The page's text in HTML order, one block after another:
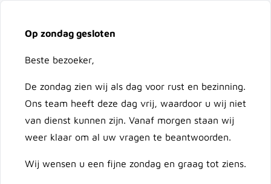
Op zondag gesloten
Beste bezoeker,
De zondag zien wij als dag voor rust en bezinning.
Ons team heeft deze dag vrij, waardoor u wij niet
van dienst kunnen zijn. Vanaf morgen staan wij
weer klaar om al uw vragen te beantwoorden.
Wij wensen u een fijne zondag en graag tot ziens.
Ga naar de inhoud
Doorzoek de hele winkel
Deur Vloerdorp 1000x1997 frame tbv slot tbv kozijn